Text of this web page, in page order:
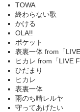
TOWA
終わらない歌
かける
OLA!!
ポケット
表裏一体 from「
ヒカレ from「LIVE
ひだまり
ヒカレ
表裏一体
雨のち晴レルヤ
守ってあげたい